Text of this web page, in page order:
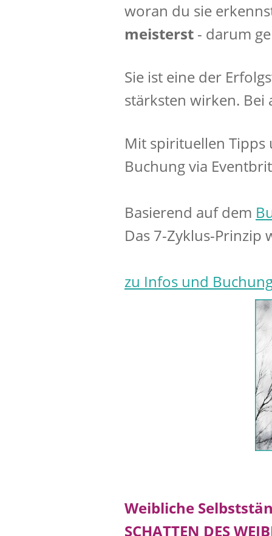
woran du sie
meisterst - darum
Sie ist eine der
stärksten wirken. Bei
Mit spirituellen
Buchung via
Basierend auf dem
Das 7-Zyklus-Prinzip
zu Infos und
Weibliche
SCHATTEN DES